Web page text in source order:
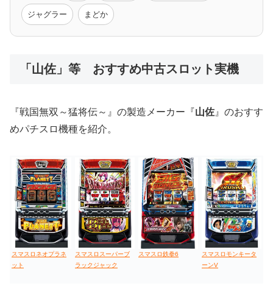
モンハン バイオ ペルソナ
ジャグラー まどか
「山佐」等 おすすめ中古スロット実機
『戦国無双～猛将伝～』の製造メーカー『山佐 』のおすす
めパチスロ機種を紹介。
スマスロネオプラネ
ット
スマスロスーパーブ
ラックジャック
スマスロ鉄拳6
スマスロモンキータ
ーンV